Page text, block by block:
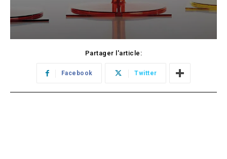
Partager l'article:
Facebook Twitter